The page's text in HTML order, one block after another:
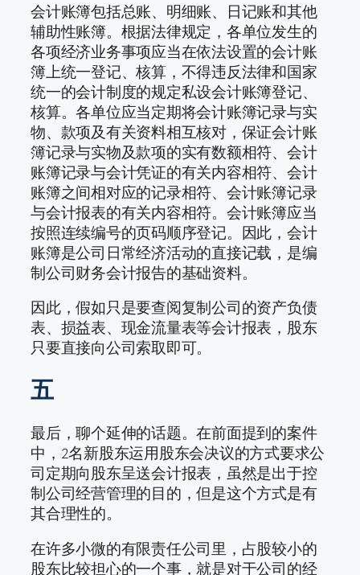
会计账簿包括总账、明细账、日记账和其他
辅助性账簿。根据法律规定，各单位发生的
各项经济业务事项应当在依法设置的会计账
簿上统一登记、核算，不得违反法律和国家
统一的会计制度的规定私设会计账簿登记、
核算。各单位应当定期将会计账簿记录与实
物、款项及有关资料相互核对，保证会计账
簿记录与实物及款项的实有数额相符、会计
账簿记录与会计凭证的有关内容相符、会计
账簿之间相对应的记录相符、会计账簿记录
与会计报表的有关内容相符。会计账簿应当
按照连续编号的页码顺序登记。因此，会计
账簿是公司日常经济活动的直接记载，是编
制公司财务会计报告的基础资料。
因此，假如只是要查阅复制公司的资产负债
表、损益表、现金流量表等会计报表，股东
只要直接向公司索取即可。
五
最后，聊个延伸的话题。在前面提到的案件
中，2名新股东运用股东会决议的方式要求公
司定期向股东呈送会计报表，虽然是出于控
制公司经营管理的目的，但是这个方式是有
其合理性的。
在许多小微的有限责任公司里，占股较小的
股东比较担心的一个事，就是对于公司的经